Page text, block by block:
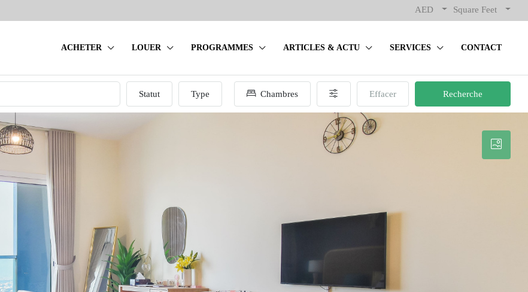
AED Square Feet
ACHETER LOUER PROGRAMMES ARTICLES & ACTU SERVICES CONTACT
Statut Type Chambres Effacer Recherche